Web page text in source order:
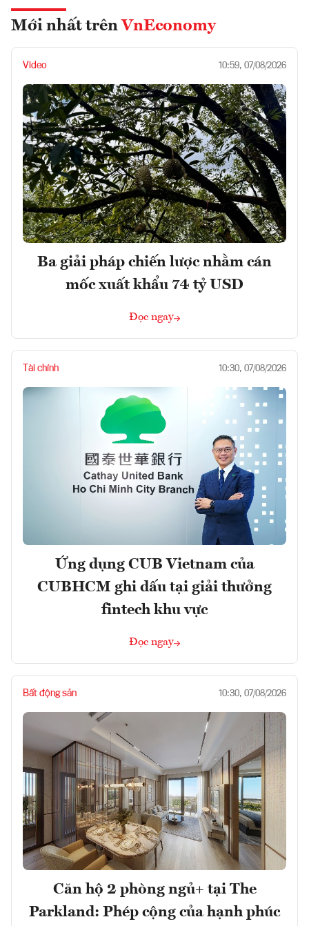
Mới nhất trên VnEconomy
Video 10:59, 07/08/2026
Ba giải pháp chiến lược nhằm cán
mốc xuất khẩu 74 tỷ USD
Đọc ngay
Tài chính 10:30, 07/08/2026
Ứng dụng CUB Vietnam của
CUBHCM ghi dấu tại giải thưởng
fintech khu vực
Đọc ngay
Bất động sản 10:30, 07/08/2026
Căn hộ 2 phòng ngủ+ tại The
Parkland: Phép cộng của hạnh phúc